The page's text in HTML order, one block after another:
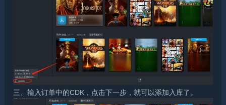
三、输入订单中的CDK，点击下一步，就可以添加入库了。